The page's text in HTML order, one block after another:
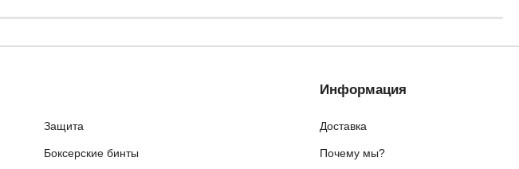
Защита
Боксерские бинты
Информация
Доставка
Почему мы?